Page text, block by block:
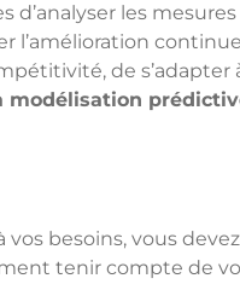
d’analyser les
continue.
de s’adapter
modélisation
besoins, vous
tenir compte de